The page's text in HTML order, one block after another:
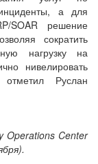
а для
SOAR решение
сократить
нагрузку на
нивелировать
Руслан
Center